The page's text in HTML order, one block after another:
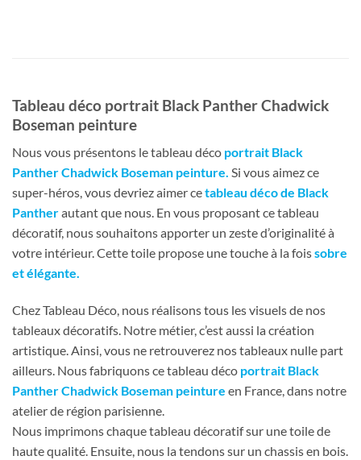
Tableau déco portrait Black Panther Chadwick
Boseman peinture
Nous vous présentons le tableau déco portrait Black
Panther Chadwick Boseman peinture. Si vous aimez ce
super-héros, vous devriez aimer cetableau déco de Black
Pantherautant que nous. En vous proposant ce tableau
décoratif, nous souhaitons apporter un zeste d’originalité à
votre intérieur. Cette toile propose une touche à la foissobre
et élégante.
Chez Tableau Déco, nous réalisons tous les visuels de nos
tableaux décoratifs. Notre métier, c’est aussi la création
artistique. Ainsi, vous ne retrouverez nos tableaux nulle part
ailleurs. Nous fabriquons ce tableau déco portrait Black
Panther Chadwick Boseman peinture en France, dans notre
atelier de région parisienne.
Nous imprimons chaque tableau décoratif sur une toile de
haute qualité. Ensuite, nous la tendons sur un chassis en bois.